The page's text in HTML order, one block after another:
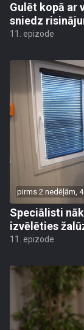
Gulēt kopā ar
sniedz
11. epizode
pirms 2 nedēļām,
Speciālisti
izvēlēties
11. epizode